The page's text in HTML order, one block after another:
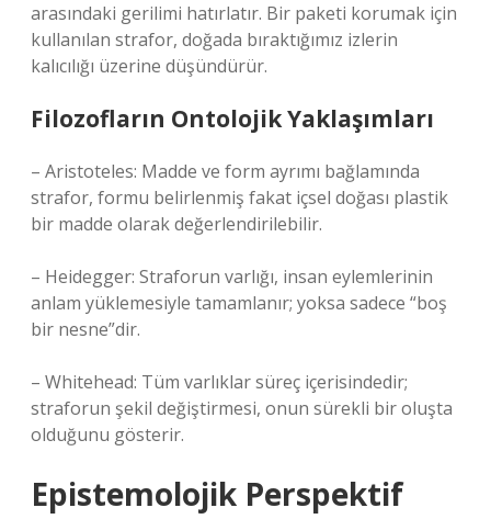
arasındaki gerilimi hatırlatır. Bir paketi korumak için
kullanılan strafor, doğada bıraktığımız izlerin
kalıcılığı üzerine düşündürür.
Filozofların Ontolojik Yaklaşımları
– Aristoteles: Madde ve form ayrımı bağlamında
strafor, formu belirlenmiş fakat içsel doğası plastik
bir madde olarak değerlendirilebilir.
– Heidegger: Straforun varlığı, insan eylemlerinin
anlam yüklemesiyle tamamlanır; yoksa sadece “boş
bir nesne”dir.
– Whitehead: Tüm varlıklar süreç içerisindedir;
straforun şekil değiştirmesi, onun sürekli bir oluşta
olduğunu gösterir.
Epistemolojik Perspektif